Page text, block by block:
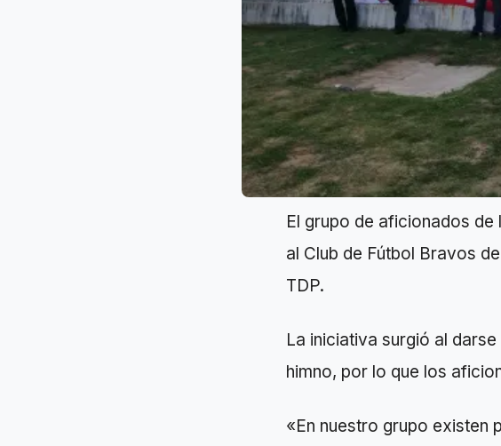
El grupo de aficionados
al Club de Fútbol Bravos
TDP.
La iniciativa surgió al
himno, por lo que los
«En nuestro grupo existen